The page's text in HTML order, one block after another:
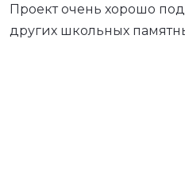
Проект очень хорошо
других школьных